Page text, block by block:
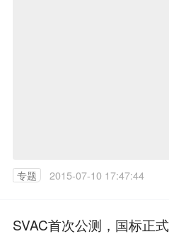
专题 2015-07-10 17:47:44
SVAC首次公测，国标正